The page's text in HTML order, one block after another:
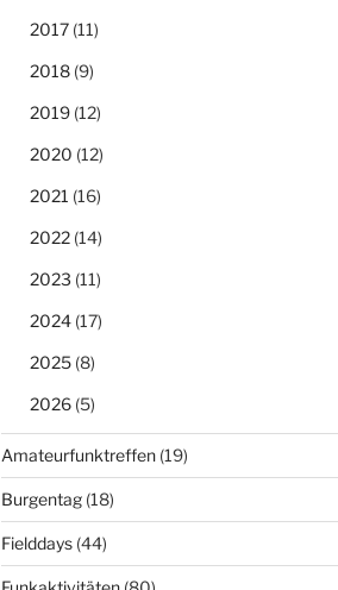
2017(11)
2018(9)
2019(12)
2020 (12)
2021 (16)
2022(14)
2023 (11)
2024(17)
2025(8)
2026(5)
Amateurfunktreffen(19)
Burgentag(18)
Fielddays(44)